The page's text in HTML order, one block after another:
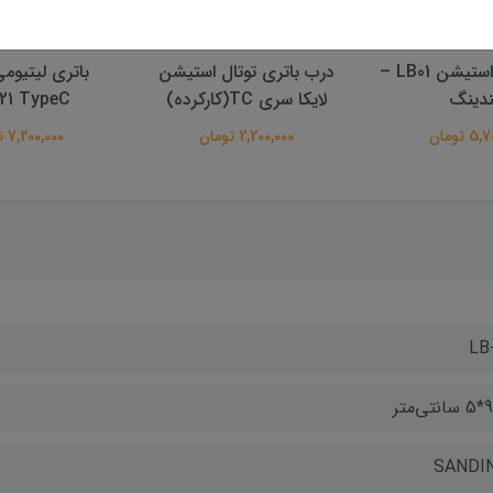
باتری توتال استیشن LB01 –
درب باتری توتال استیشن
لایکا سری TC(کارکرده)
2,200,000 تومان
TypeC
7,200,000 تومان